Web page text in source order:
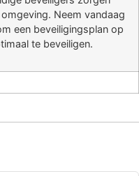
Neem vandaag
een beveiligingsplan op
te beveiligen.